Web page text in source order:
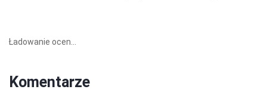
Ładowanie ocen...
Komentarze